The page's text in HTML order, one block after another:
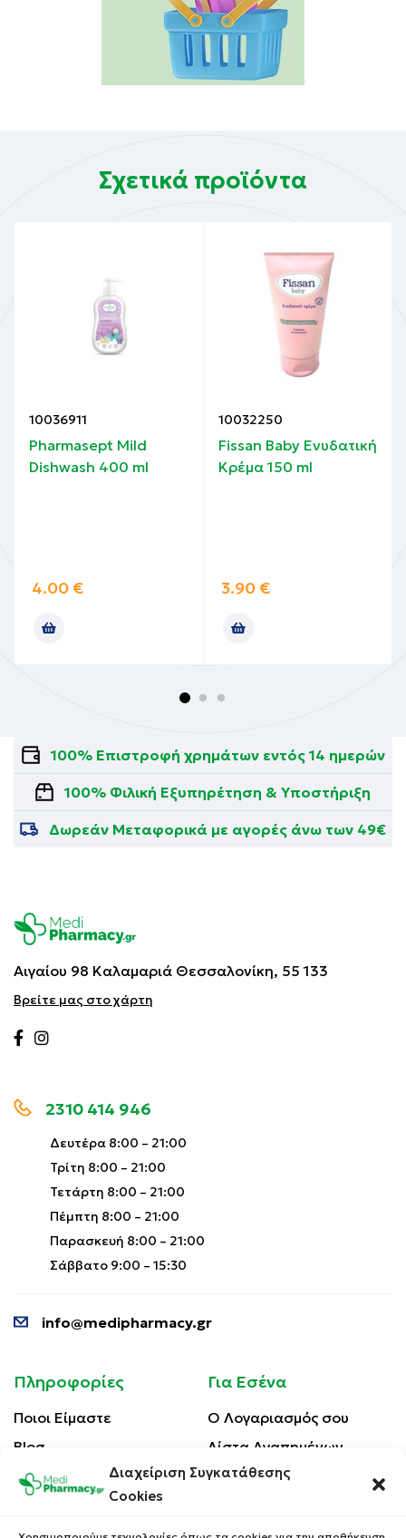
Διαχείριση Συγκατάθεσης
Cookies
Σχετικά προϊόντα
10036911
Pharmasept Mild
Dishwash 400 ml
4.00 €
10032250
Fissan Baby Ενυδατική
Kρέμα 150 ml
3.90 €
100% Επιστροφή χρημάτων εντός 14 ημερών
100% Φιλική Εξυπηρέτηση & Υποστήριξη
Δωρεάν Μεταφορικά με αγορές άνω των 49€
Αιγαίου 98 Καλαμαριά Θεσσαλονίκη, 55 133
Βρείτε μας στο χάρτη
2310 414 946
Δευτέρα 8:00 – 21:00
Τρίτη 8:00 – 21:00
Τετάρτη 8:00 – 21:00
Πέμπτη 8:00 – 21:00
Παρασκευή 8:00 – 21:00
Σάββατο 9:00 – 15:30
info@medipharmacy.gr
Πληροφορίες
Ποιοι Είμαστε
Blog
Επικοινωνία
Για Εσένα
Ο Λογαριασμός σου
Λίστα Αγαπημένων
Οι Παραγγελίες σου
Κέρδισε Κουπόνι